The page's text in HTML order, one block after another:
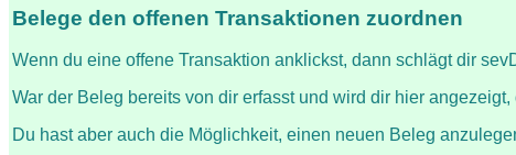
Belege den offenen Transaktionen zuordnen
Wenn du eine offene Transaktion anklickst, dann schlägt dir
War der Beleg bereits von dir erfasst und wird dir hier
Du hast aber auch die Möglichkeit, einen neuen Beleg